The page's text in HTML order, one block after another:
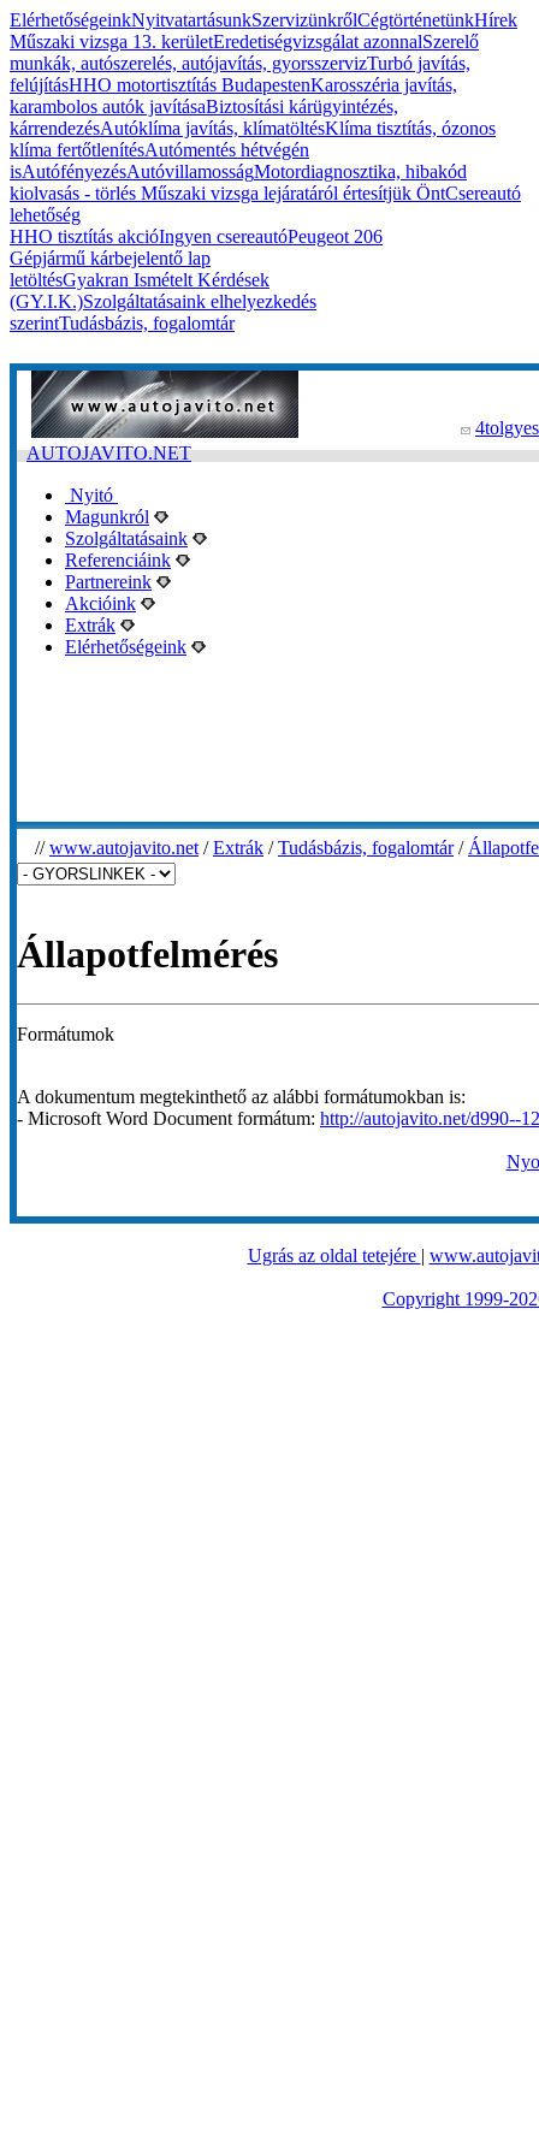
ElérhetőségeinkNyitvatartásunkSzervizünkrőlCégtörténetünkHírek
Műszaki vizsga 13. kerületEredetiségvizsgálat azonnalSzerelő
munkák, autószerelés, autójavítás, gyorsszervizTurbó javítás,
felújításHHO motortisztítás BudapestenKarosszéria javítás,
karambolos autók javításaBiztosítási kárügyintézés,
kárrendezésAutóklíma javítás, klímatöltésKlíma tisztítás, ózonos
klíma fertőtlenítésAutómentés hétvégén
isAutófényezésAutóvillamosságMotordiagnosztika, hibakód
kiolvasás - törlés Műszaki vizsga lejáratáról értesítjük ÖntCsereautó
lehetőség
HHO tisztítás akcióIngyen csereautóPeugeot 206
Gépjármű kárbejelentő lap
letöltésGyakran Ismételt Kérdések
(GY.I.K.)Szolgáltatásaink elhelyezkedés
szerintTudásbázis, fogalomtár
AUTOJAVITO.NET
Nyitó
Magunkról
Szolgáltatásaink
Referenciáink
Partnereink
Akcióink
Extrák
Elérhetőségeink
//www.autojavito.net /Extrák /Tudásbázis, fogalomtár/
Állapotfelmérés
Formátumok
A dokumentum megtekinthető az alábbi formátumokban is:
- Microsoft Word Document formátum: http://autojavito.net/d990--
Ugrás az oldal tetejére |
Copyright 1999-